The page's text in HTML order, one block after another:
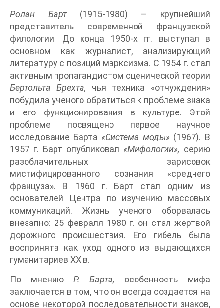
Ролан Барт (1915-1980) – крупнейший
представитель современной французской
филологии. До конца 1950-х гг. выступал в
основном как журналист, анализирующий
литературу с позиций марксизма. С 1954 г. стал
активным пропагандистом сценической теории
Бертольта Брехта, чья техника «отчуждения»
побудила ученого обратиться к проблеме знака
и его функционирования в культуре. Этой
проблеме посвящено первое научное
исследование Барта «Система моды» (1967). В
1957 г. Барт опубликовал «Мифологии», серию
разоблачительных зарисовок
мистифицированного сознания «среднего
француза». В 1960 г. Барт стал одним из
основателей Центра по изучению массовых
коммуникаций. Жизнь ученого оборвалась
внезапно: 25 февраля 1980 г. он стал жертвой
дорожного происшествия. Его гибель была
воспринята как уход одного из выдающихся
гуманитариев XX в.
По мнению Р. Барта, особенность мифа
заключается в том, что он всегда создается на
основе некоторой последовательности знаков,